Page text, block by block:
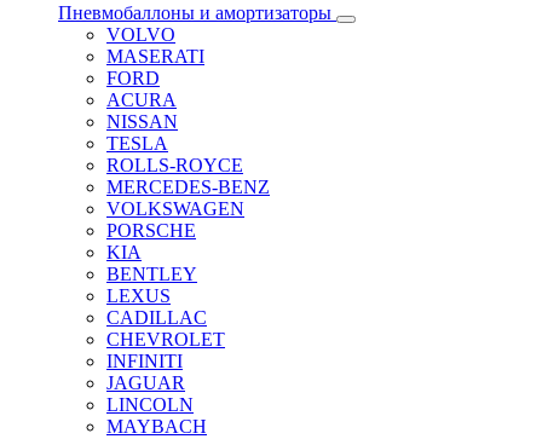
Пневмобаллоны и амортизаторы
VOLVO
MASERATI
FORD
ACURA
NISSAN
TESLA
ROLLS-ROYCE
MERCEDES-BENZ
VOLKSWAGEN
PORSCHE
KIA
BENTLEY
LEXUS
CADILLAC
CHEVROLET
INFINITI
JAGUAR
LINCOLN
MAYBACH